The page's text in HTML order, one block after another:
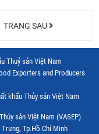
TRANG SAU
Thuỷ sản Việt Nam
Exporters and Producers
khẩu Thủy sản Việt Nam
sản Việt Nam (VASEP)
Tp.Hồ Chí Minh